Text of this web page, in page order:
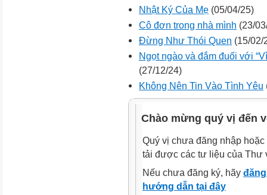
Nhật Ký Của Mẹ (05/04/25)
Cô đơn trong nhà mình (23/
Đừng Như Thói Quen (15/02/
Ngọt ngào và đắm đuối với
(27/12/24)
Không Nên Tin Vào Tình Yêu
Chào mừng quý vị đến
Quý vị chưa đăng nhập
tải được các tư liệu của Thư
Nếu chưa đăng ký, hãy
hướng dẫn tại đây